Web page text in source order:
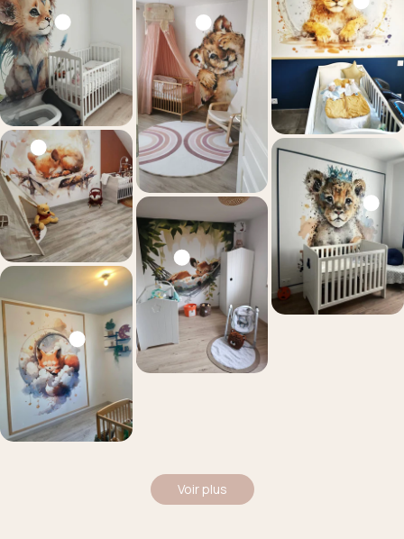
Voir plus